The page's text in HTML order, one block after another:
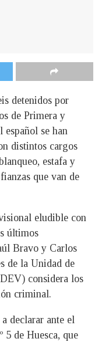
detenidos por
de Primera y
se han
distintos cargos
estafa y
que van de
eludible con
últimos
Bravo y Carlos
de la Unidad de
considera los
criminal.
declarar ante el
5 de Huesca, que